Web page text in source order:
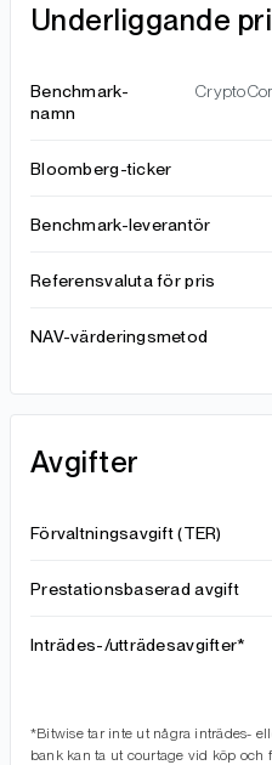
Underliggande
Benchmark-
namn
Bloomberg-ticker
Benchmark-leverantör
Referensvaluta för pris
NAV-värderingsmetod
Avgifter
Förvaltningsavgift (TER)
Prestationsbaserad avgift
Inträdes-/utträdesavgifter*
*Bitwise tar inte ut några inträdes-
bank kan ta ut courtage vid köp och